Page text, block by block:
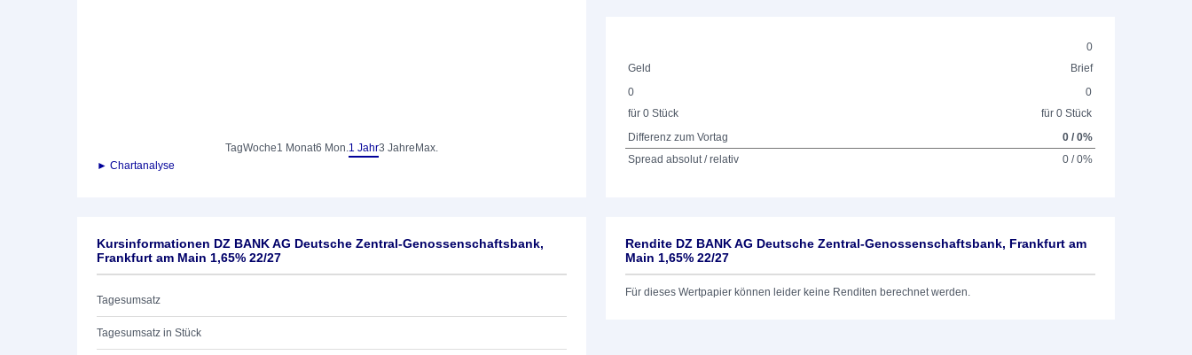
TagWoche1 Monat6 Mon.1 Jahr3 Jahre Max.
► Chartanalyse
0
Geld
Brief
0
für 0 Stück
0
für 0 Stück
Differenz zum Vortag
0 / 0%
Spread absolut / relativ
0 / 0%
Kursinformationen DZ BANK AG Deutsche Zentral-Genossenschaftsbank,
Frankfurt am Main 1,65% 22/27
Tagesumsatz
Tagesumsatz in Stück
Rendite DZ BANK AG Deutsche Zentral-Genossenschaftsbank, Frankfurt am
Main 1,65% 22/27
Für dieses Wertpapier können leider keine Renditen berechnet werden.